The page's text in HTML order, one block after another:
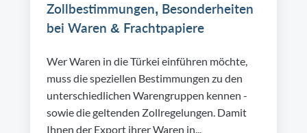
Zollbestimmungen, Besonderheiten
bei Waren & Frachtpapiere
Wer Waren in die Türkei einführen möchte,
muss die speziellen Bestimmungen zu den
unterschiedlichen Warengruppen kennen -
sowie die geltenden Zollregelungen. Damit
Ihnen der Export ihrer Waren in...